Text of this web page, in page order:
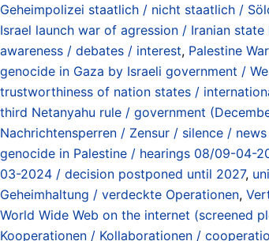
Geheimpolizei staatlich / nicht staatlich /
Israel launch war of agression / Iranian
awareness / debates / interest, Palestine
genocide in Gaza by Israeli government /
trustworthiness of nation states /
third Netanyahu rule / government
Nachrichtensperren / Zensur / silence /
genocide in Palestine / hearings 08/09-04-
03-2024 / decision postponed until 2027,
Geheimhaltung / verdeckte Operationen,
World Wide Web on the internet (screened
Kooperationen / Kollaborationen /